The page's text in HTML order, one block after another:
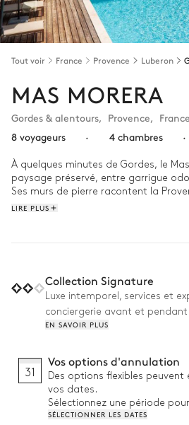
Tout voir France Provence Luberon
MAS MORERA
Gordes & alentours, Provence, France
8 voyageurs
· 4 chambres ·
À quelques minutes de Gordes, le
paysage préservé, entre garrigue
Ses murs de pierre racontent la
atmosphère calme et sincère, pensée
barbecue et prolongez la soirée
entre souvenirs partagés et
LIRE PLUS
Collection Signature
Luxe intemporel, services et
conciergerie avant et
EN SAVOIR PLUS
31
Vos options d'annulation
Des options flexibles
vos dates.
Sélectionnez une période
SÉLECTIONNER LES DATES